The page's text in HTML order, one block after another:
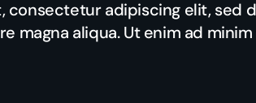
consectetur adipiscing elit, sed
magna aliqua. Ut enim ad minim